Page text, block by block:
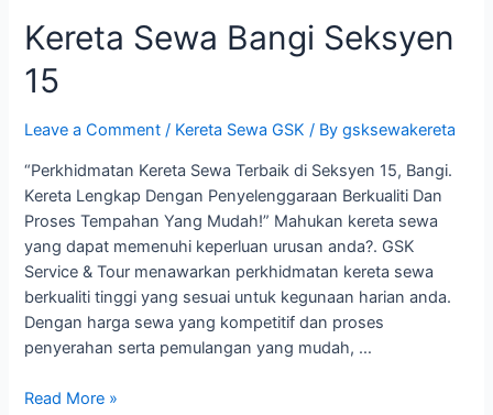
Kereta Sewa Bangi Seksyen
15
Leave a Comment / Kereta Sewa GSK / Bygsksewakereta
“Perkhidmatan Kereta Sewa Terbaik di Seksyen 15, Bangi.
Kereta Lengkap Dengan Penyelenggaraan Berkualiti Dan
Proses Tempahan Yang Mudah!” Mahukan kereta sewa
yang dapat memenuhi keperluan urusan anda?. GSK
Service & Tour menawarkan perkhidmatan kereta sewa
berkualiti tinggi yang sesuai untuk kegunaan harian anda.
Dengan harga sewa yang kompetitif dan proses
penyerahan serta pemulangan yang mudah, …
Kereta
Read More »